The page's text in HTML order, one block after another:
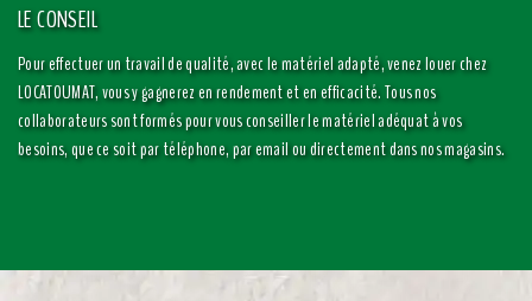
LE CONSEIL
Pour effectuer un travail de qualité, avec le matériel adapté, venez louer chez
LOCATOUMAT, vous y gagnerez en rendement et en efficacité. Tous nos
collaborateurs sont formés pour vous conseiller le matériel adéquat à vos
besoins, que ce soit par téléphone, par email ou directement dans nos magasins.